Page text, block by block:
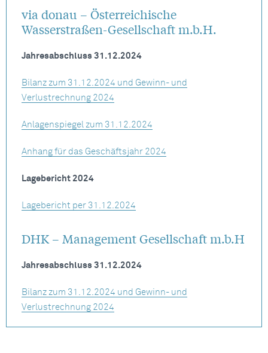
via donau – Österreichische
Wasserstraßen-Gesellschaft m.b.H.
Jahresabschluss 31.12.2024
Bilanz zum 31.12.2024 und Gewinn- und
Verlustrechnung 2024
Anlagenspiegel zum 31.12.2024
Anhang für das Geschäftsjahr 2024
Lagebericht 2024
Lagebericht per 31.12.2024
DHK – Management Gesellschaft m.b.H
Jahresabschluss 31.12.2024
Bilanz zum 31.12.2024 und Gewinn- und
Verlustrechnung 2024